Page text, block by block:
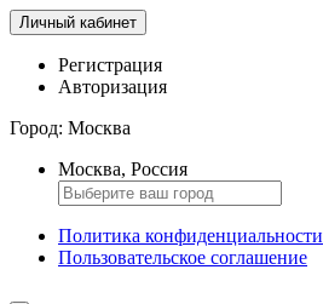
Личный кабинет
Регистрация
Авторизация
Город: Москва
Москва, Россия
Политика конфиденциальности
Пользовательское соглашение